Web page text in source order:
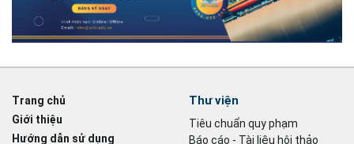
Trang chủ
Giới thiệu
Hướng dẫn sử dụng
Thư viện
Tiêu chuẩn quy phạm
Báo cáo - Tài liệu hội thảo